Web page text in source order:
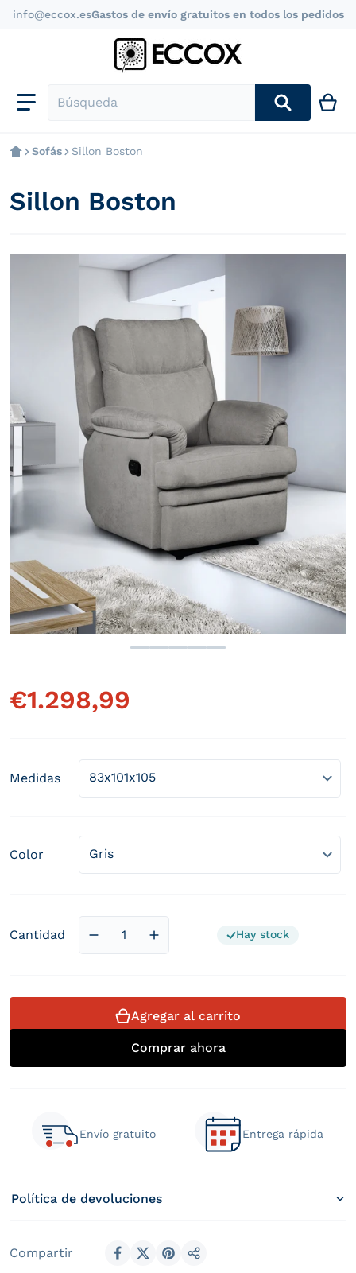
info@eccox.esGastos de envío gratuitos en todos los pedidos
Búsqueda
Sofás Sillon Boston
files/sillon-relax-boston_40f44a81-67b3-4fff-a640-
Abrir elemento multimedia
Sillon Boston
€1.298,99
Medidas
Color
Cantidad
Reducir cantidad para Sillon Boston
Aumentar cantidad para Sillon
Hay stock
Agregar al carrito
Comprar ahora
Envío gratuito Entrega rápida
Política de devoluciones
Compartir
Compartir en Facebook
Compartir en X (Twitter)
Compartir en Pinterest
Compartir